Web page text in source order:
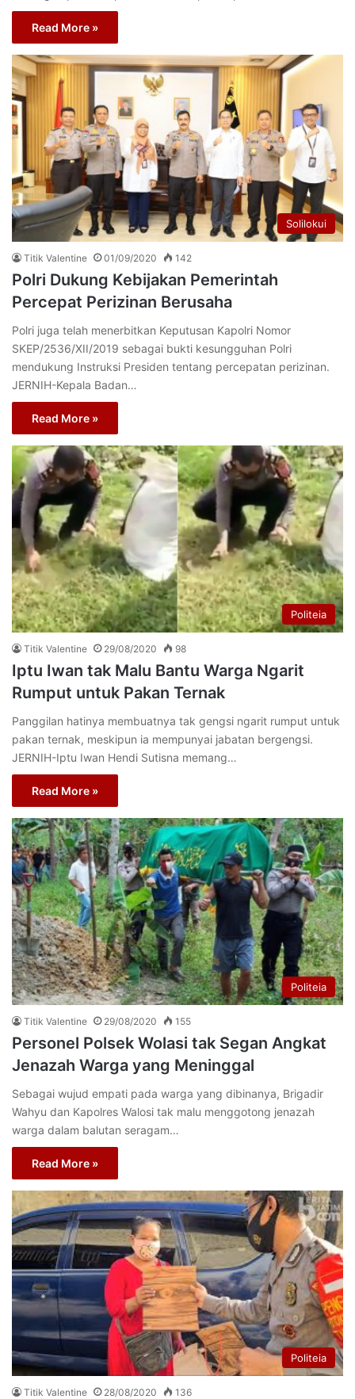
Read More »
Solilokui
Titik Valentine 01/09/2020 142
Polri Dukung Kebijakan Pemerintah
Percepat Perizinan Berusaha
Polri juga telah menerbitkan Keputusan Kapolri Nomor
SKEP/2536/XII/2019 sebagai bukti kesungguhan Polri
mendukung Instruksi Presiden tentang percepatan perizinan.
JERNIH-Kepala Badan…
Read More »
Politeia
Titik Valentine 29/08/2020 98
Iptu Iwan tak Malu Bantu Warga Ngarit
Rumput untuk Pakan Ternak
Panggilan hatinya membuatnya tak gengsi ngarit rumput untuk
pakan ternak, meskipun ia mempunyai jabatan bergengsi.
JERNIH-Iptu Iwan Hendi Sutisna memang…
Read More »
Politeia
Titik Valentine 29/08/2020 155
Personel Polsek Wolasi tak Segan Angkat
Jenazah Warga yang Meninggal
Sebagai wujud empati pada warga yang dibinanya, Brigadir
Wahyu dan Kapolres Walosi tak malu menggotong jenazah
warga dalam balutan seragam…
Read More »
Politeia
Titik Valentine 28/08/2020 136